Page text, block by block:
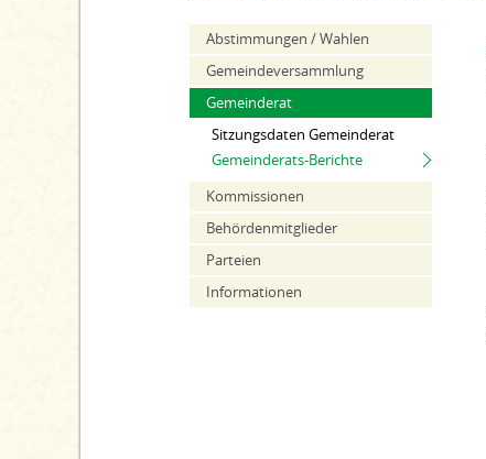
Abstimmungen / Wahlen
Gemeindeversammlung
Gemeinderat
Sitzungsdaten Gemeinderat
Gemeinderats-Berichte
Kommissionen
Behördenmitglieder
Parteien
Informationen